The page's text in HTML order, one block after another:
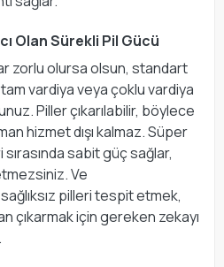
Olan Sürekli Pil Gücü
zorlu olursa olsun, standart
vardiya veya çoklu vardiya
Piller çıkarılabilir, böylece
hizmet dışı kalmaz. Süper
sabit güç sağlar,
Ve
pilleri tespit etmek,
çıkarmak için gereken zekayı